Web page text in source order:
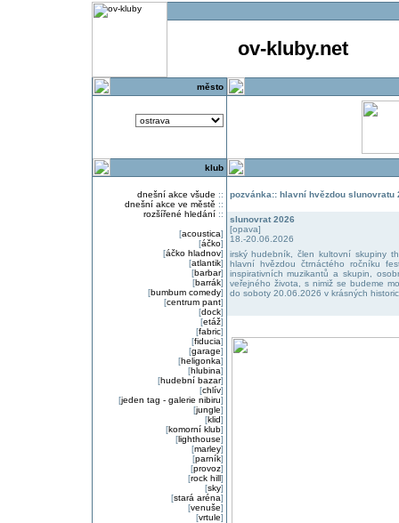
ov-kluby.net
město
klub
dnešní akce všude ::
dnešní akce ve městě ::
rozšířené hledání::
[acoustica]
[áčko]
[áčko hladnov]
[atlantik]
[barbar]
[barrák]
[bumbum comedy]
[centrum pant]
[dock]
[etáž]
[fabric]
[fiducia]
[garage]
[heligonka]
[hlubina]
[hudební bazar]
[chlív]
[jeden tag - galerie nibiru]
[jungle]
[klid]
[komorní klub]
[lighthouse]
[marley]
[parník]
[provoz]
[rock hill]
[sky]
[stará aréna]
[venuše]
[vrtule]
pozvánka:: hlavní hvězdou slunovratu
slunovrat 2026
[opava]
18.-20.06.2026
irský hudebník, člen kultovní skupiny
hlavní hvězdou čtrnáctého ročníku
inspirativních muzikantů a skupin,
veřejného života, s nimiž se budeme
do soboty 20.06.2026 v krásných